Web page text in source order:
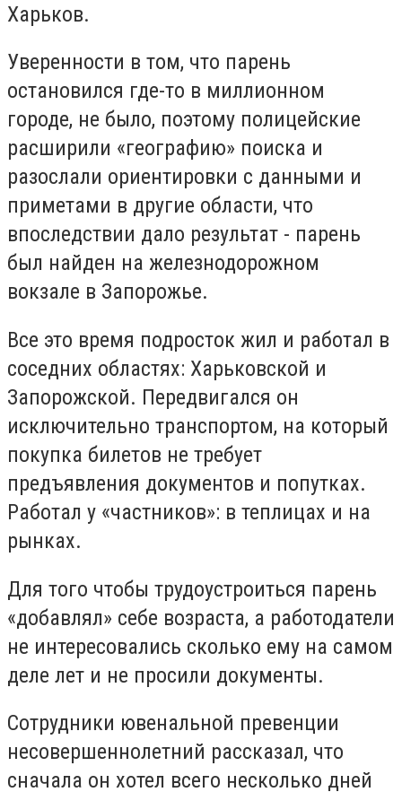
Харьков.
Уверенности в том, что парень
остановился где-то в миллионном
городе, не было, поэтому полицейские
расширили «географию» поиска и
разослали ориентировки с данными и
приметами в другие области, что
впоследствии дало результат - парень
был найден на железнодорожном
вокзале в Запорожье.
Все это время подросток жил и работал в
соседних областях: Харьковской и
Запорожской. Передвигался он
исключительно транспортом, на который
покупка билетов не требует
предъявления документов и попутках.
Работал у «частников»: в теплицах и на
рынках.
Для того чтобы трудоустроиться парень
«добавлял» себе возраста, а работодатели
не интересовались сколько ему на самом
деле лет и не просили документы.
Сотрудники ювенальной превенции
несовершеннолетний рассказал, что
сначала он хотел всего несколько дней